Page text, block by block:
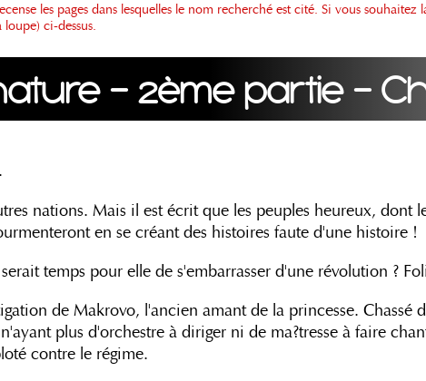
les pages dans lesquelles le nom recherché est cité. Si vous
ci-dessus.
- 2ème partie -
nations. Mais il est écrit que les peuples heureux, dont
en se créant des histoires faute d'une histoire !
temps pour elle de s'embarrasser d'une révolution ?
de Makrovo, l'ancien amant de la princesse.
plus d'orchestre à diriger ni de ma?tresse à faire
contre le régime.